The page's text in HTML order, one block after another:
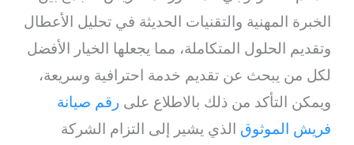
الخبرة المهنية والتقنيات الحديثة في تحليل الأعطال
وتقديم الحلول المتكاملة، مما يجعلها الخيار الأفضل
لكل من يبحث عن تقديم خدمة احترافية وسريعة،
ويمكن التأكد من ذلك بالاطلاع على رقم صيانة
فريش الموثوق الذي يشير إلى التزام الشركة